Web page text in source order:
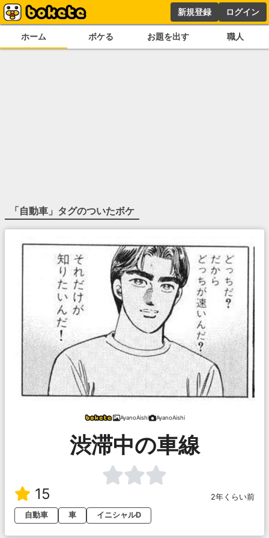
新規登録 ログイン
ホーム ボケる お題を出す 職人
「自動車 」タグのついたボケ
AyanoAishi AyanoAishi
渋滞中の車線
15
2年くらい前
自動車
車 イニシャルD